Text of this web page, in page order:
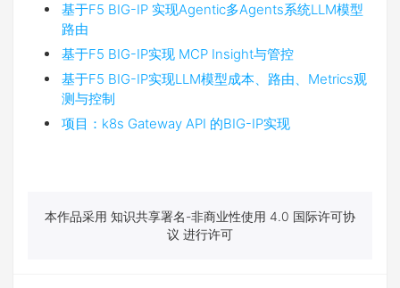
基于F5 BIG-IP 实现Agentic多Agents系统LLM模型
路由
基于F5 BIG-IP实现 MCP Insight与管控
基于F5 BIG-IP实现LLM模型成本、路由、Metrics观
测与控制
项目：k8s Gateway API 的BIG-IP实现
本作品采用 知识共享署名-非商业性使用 4.0 国际许可协
议 进行许可